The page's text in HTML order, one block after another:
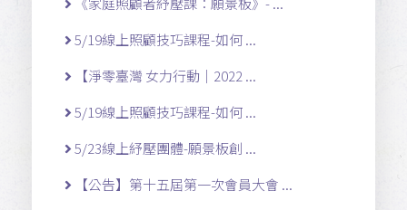
5/19線上照顧技巧課程-如何 ...
【淨零臺灣 女力行動｜2022 ...
5/19線上照顧技巧課程-如何 ...
5/23線上紓壓團體-願景板創 ...
【公告】第十五屆第一次會員大會 ...